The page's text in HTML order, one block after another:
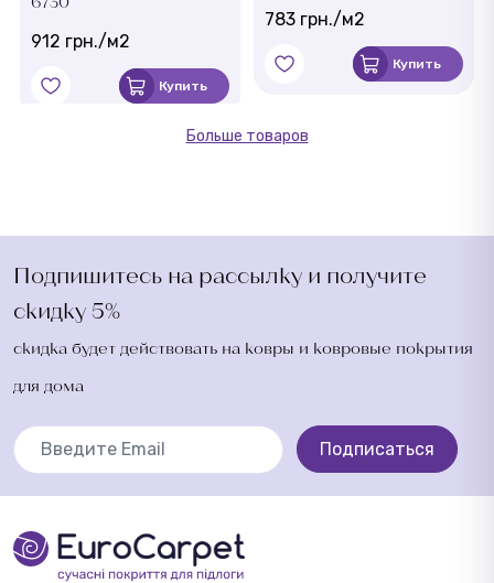
912 грн./м2
Купить
783 грн./м2
Купить
Больше товаров
Подпишитесь на рассылку и получите
скидку 5%
скидка будет действовать на ковры и ковровые покрытия
для дома
Подписаться